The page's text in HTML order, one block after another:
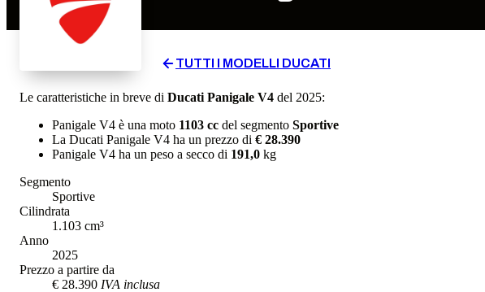
TUTTI I MODELLI DUCATI
Le caratteristiche in breve di Ducati Panigale V4 del 2025:
Panigale V4 è una moto 1103 cc del segmento Sportive
La Ducati Panigale V4 ha un prezzo di € 28.390
Panigale V4 ha un peso a secco di 191,0 kg
Segmento
Sportive
Cilindrata
1.103 cm³
Anno
2025
Prezzo a partire da
€ 28.390 IVA inclusa